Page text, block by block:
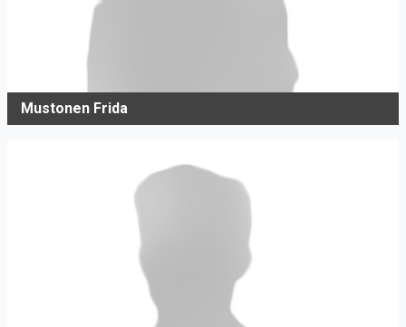
Mustonen Frida